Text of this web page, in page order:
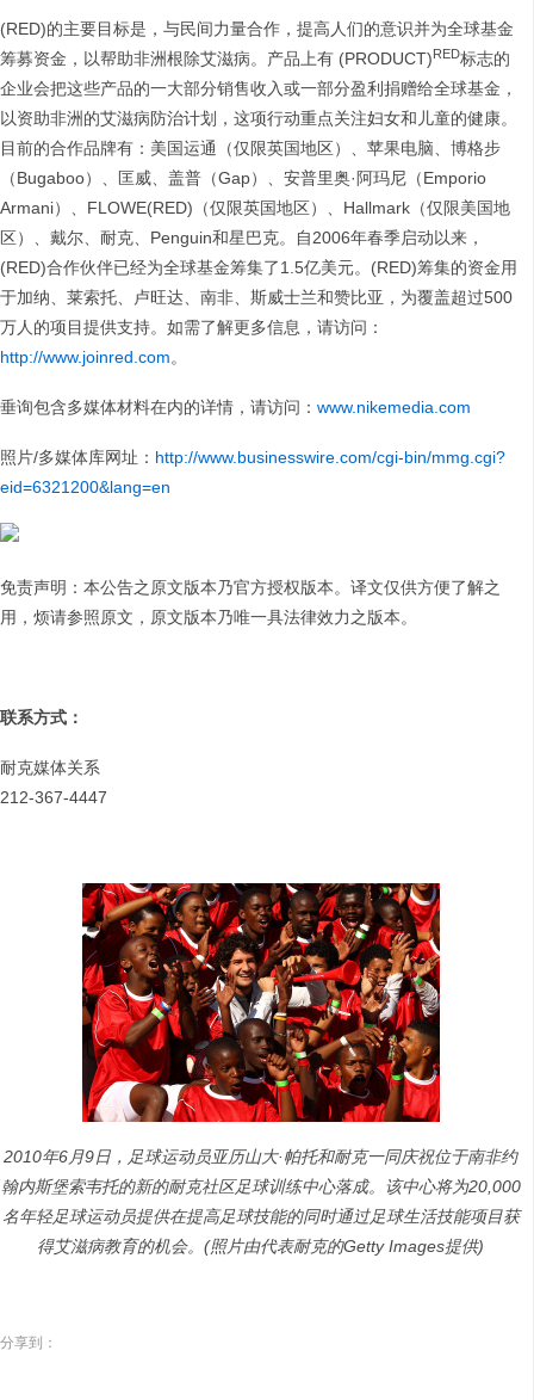
(RED)的主要目标是，与民间力量合作，提高人们的意识并为全球基金
筹募资金，以帮助非洲根除艾滋病。产品上有 (PRODUCT)RED标志的
企业会把这些产品的一大部分销售收入或一部分盈利捐赠给全球基金，
以资助非洲的艾滋病防治计划，这项行动重点关注妇女和儿童的健康。
目前的合作品牌有：美国运通（仅限英国地区）、苹果电脑、博格步
（Bugaboo）、匡威、盖普（Gap）、安普里奥·阿玛尼（Emporio
Armani）、FLOWE(RED)（仅限英国地区）、Hallmark（仅限美国地
区）、戴尔、耐克、Penguin和星巴克。自2006年春季启动以来，
(RED)合作伙伴已经为全球基金筹集了1.5亿美元。(RED)筹集的资金用
于加纳、莱索托、卢旺达、南非、斯威士兰和赞比亚，为覆盖超过500
万人的项目提供支持。如需了解更多信息，请访问：
http://www.joinred.com。
垂询包含多媒体材料在内的详情，请访问： www.nikemedia.com
照片/多媒体库网址： http://www.businesswire.com/cgi-bin/mmg.cgi?
eid=6321200&lang=en
免责声明：本公告之原文版本乃官方授权版本。译文仅供方便了解之
用，烦请参照原文，原文版本乃唯一具法律效力之版本。
联系方式：
耐克媒体关系
212-367-4447
2010年6月9日，足球运动员亚历山大·帕托和耐克一同庆祝位于南非约
翰内斯堡索韦托的新的耐克社区足球训练中心落成。该中心将为20,000
名年轻足球运动员提供在提高足球技能的同时通过足球生活技能项目获
得艾滋病教育的机会。(照片由代表耐克的Getty Images提供)
分享到：